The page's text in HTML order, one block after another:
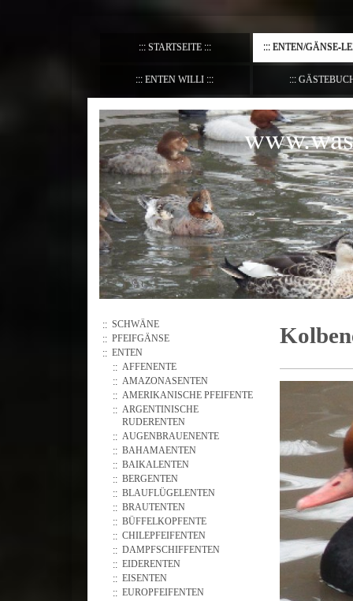
STARTSEITE ENTEN/GÄNSE-
ENTEN WILLI
SCHWÄNE
PFEIFGÄNSE
ENTEN
AFFENENTE
AMAZONASENTEN
AMERIKANISCHE PFEIFENTE
ARGENTINISCHE
RUDERENTEN
AUGENBRAUENENTE
BAHAMAENTEN
BAIKALENTEN
BERGENTEN
BLAUFLÜGELENTEN
BRAUTENTEN
BÜFFELKOPFENTE
CHILEPFEIFENTEN
DAMPFSCHIFFENTEN
EIDERENTEN
EISENTEN
EUROPFEIFENTEN